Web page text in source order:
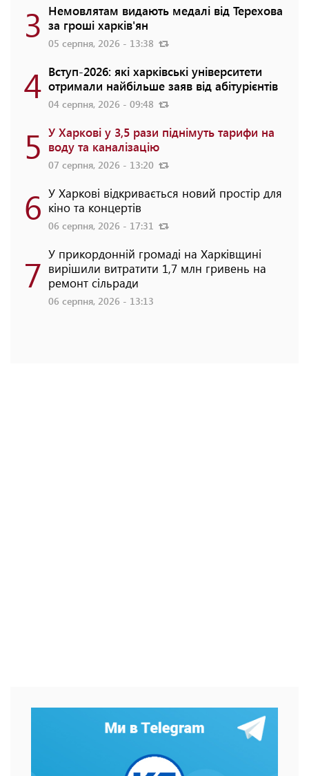
3 Немовлятам видають медалі від Терехова
за гроші харків'ян
05 серпня, 2026 - 13:38
4 Вступ-2026: які харківські університети
отримали найбільше заяв від абітурієнтів
04 серпня, 2026 - 09:48
5 У Харкові у 3,5 рази піднімуть тарифи на
воду та каналізацію
07 серпня, 2026 - 13:20
6 У Харкові відкривається новий простір для
кіно та концертів
06 серпня, 2026 - 17:31
7 У прикордонній громаді на Харківщині
вирішили витратити 1,7 млн гривень на
ремонт сільради
06 серпня, 2026 - 13:13